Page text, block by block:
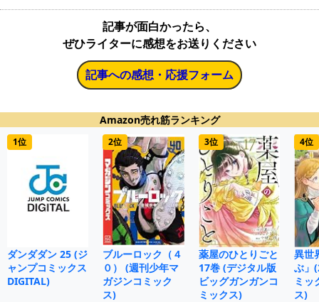
記事が面白かったら、
ぜひライターに感想をお送りください
記事への感想・応援フォーム
Amazon売れ筋ランキング
1位
ダンダダン 25 (ジ
ャンプコミックス
DIGITAL)
2位
ブルーロック（４
０） (週刊少年マ
ガジンコミック
ス)
3位
薬屋のひとりごと
17巻 (デジタル版
ビッグガンガンコ
ミックス)
4位
異世
ぶ」
ミッ
ス)